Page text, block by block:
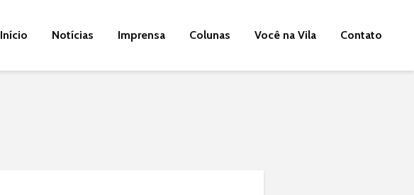
Início Notícias Imprensa Colunas Você na Vila Contato